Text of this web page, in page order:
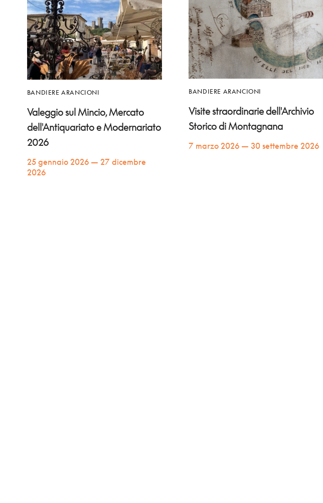
BANDIERE ARANCIONI
Valeggio sul Mincio, Mercato
dell'Antiquariato e Modernariato
2026
25 gennaio 2026 — 27 dicembre
2026
BANDIERE ARANCIONI
Visite straordinarie dell'Archivio
Storico di Montagnana
7 marzo 2026 — 30 settembre 2026